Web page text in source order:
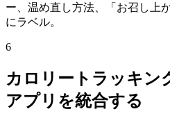
ー、温め直し方法、「お召し上
にラベル。
6
カロリートラッキン
アプリを統合する